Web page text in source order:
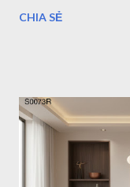
cân đối. Ngược lại,
phòng và phong
thảm phù hợp nhất.
Khách Chuẩn Theo
sao kích thước thảm
CHIA SẺ